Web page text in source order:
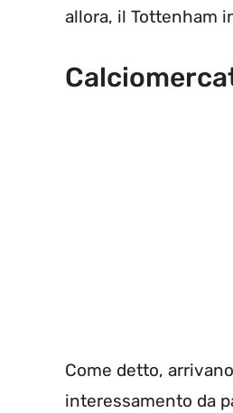
allora, il Tottenham
Come detto,
interessamento da